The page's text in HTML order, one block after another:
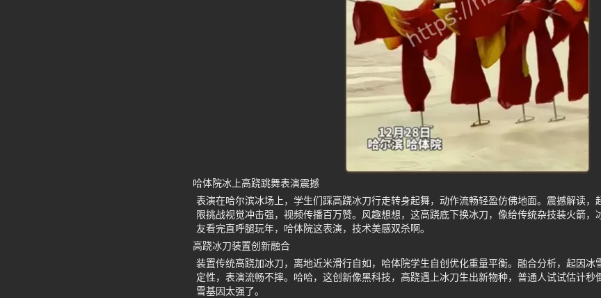
哈体院冰上高跷跳舞表演震撼
表演在哈尔滨冰场上，学生们踩高跷冰刀行走转身起舞，动作流畅轻盈仿佛地面。震撼解读，
限挑战视觉冲击强，视频传播百万赞。风趣想想，这高跷底下换冰刀，像给传统杂技装火箭，
友看完直呼腿玩年，哈体院这表演，技术美感双杀啊。
高跷冰刀装置创新融合
装置传统高跷加冰刀，离地近米滑行自如，哈体院学生自创优化重量平衡。融合分析，起因冰
定性，表演流畅不摔。哈哈，这创新像黑科技，高跷遇上冰刀生出新物种，普通人试试估计秒
雪基因太强了。